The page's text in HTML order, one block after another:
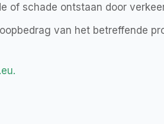
of schade ontstaan door
van het betreffende
.